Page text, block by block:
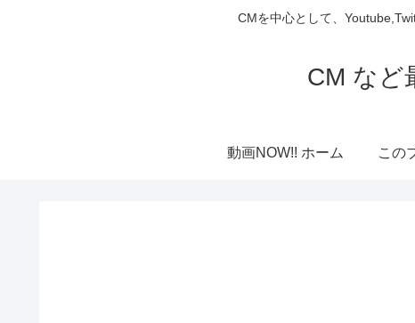
CMを中心として、
CM など
動画NOW!! ホーム この